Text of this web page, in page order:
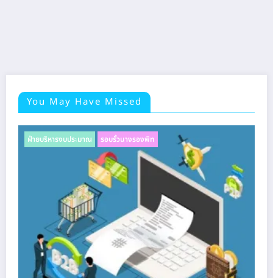
You May Have Missed
ฝ่ายบริหารงบประมาณ รอบรั้วนางรองพิท